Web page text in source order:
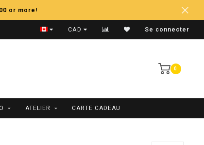
or more!
Expédition Rapide
CAD Se connecter
0
ATELIER CARTE CADEAU